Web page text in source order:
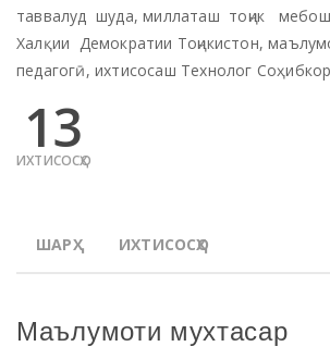
таввалуд шуда, миллаташ тоҷик
Халқии Демократии Тоҷикистон,
педагогӣ, ихтисосаш Технолог
13
ИХТИСОСҲО
ШАРҲ ИХТИСОСҲО
Маълумоти мухтасар